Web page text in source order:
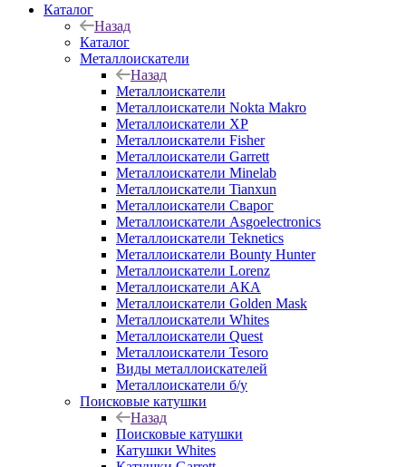
Каталог
Назад
Каталог
Металлоискатели
Назад
Металлоискатели
Металлоискатели Nokta Makro
Металлоискатели XP
Металлоискатели Fisher
Металлоискатели Garrett
Металлоискатели Minelab
Металлоискатели Tianxun
Металлоискатели Сварог
Металлоискатели Asgoelectronics
Металлоискатели Teknetics
Металлоискатели Bounty Hunter
Металлоискатели Lorenz
Металлоискатели АКА
Металлоискатели Golden Mask
Металлоискатели Whites
Металлоискатели Quest
Металлоискатели Tesoro
Виды металлоискателей
Металлоискатели б/у
Поисковые катушки
Назад
Поисковые катушки
Катушки Whites